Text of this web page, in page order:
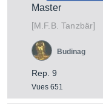
Master
[M.F.B. Tanzbär]
Rep. 9
Vues 651
Budinag